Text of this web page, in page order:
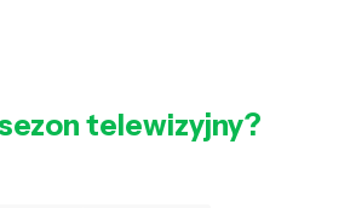
telewizyjny?